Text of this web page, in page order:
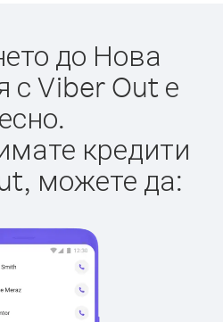
до Нова
с Viber Out е
кредити
можете да: